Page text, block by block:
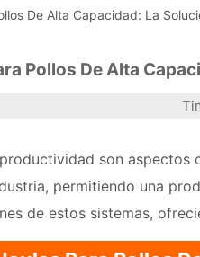
De Alta Capacidad: La
Pollos De Alta
son
permitiendo una
de estos sistemas,